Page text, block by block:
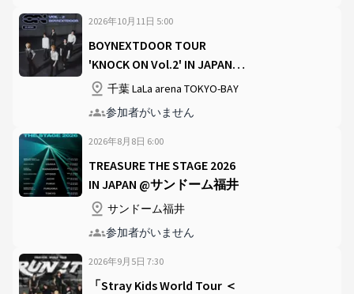
2026年10月11日 5:00
BOYNEXTDOOR TOUR
'KNOCK ON Vol.2' IN JAPAN
@LaLa arena TOKYO-BAY
千葉 LaLa arena TOKYO-BAY
参加者がいません
2026年8月8日 6:00
TREASURE THE STAGE 2026
IN JAPAN @サンドーム福井
サンドーム福井
参加者がいません
2026年9月5日 7:30
「Stray Kids World Tour ＜